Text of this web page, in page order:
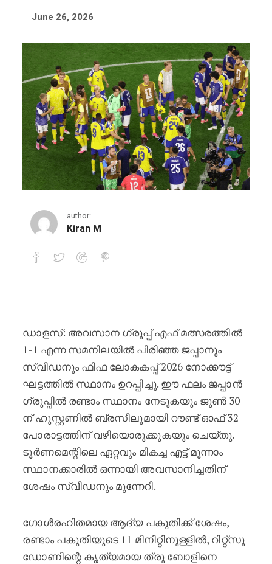
June 26, 2026
author:
Kiran M
ഡാളസ്: അവസാന ഗ്രൂപ്പ് എഫ് മത്സരത്തിൽ
1-1 എന്ന സമനിലയിൽ പിരിഞ്ഞ ജപ്പാനും
സ്വീഡനും ഫിഫ ലോകകപ്പ് 2026 നോക്കൗട്ട്
ഘട്ടത്തിൽ സ്ഥാനം ഉറപ്പിച്ചു. ഈ ഫലം ജപ്പാൻ
ഗ്രൂപ്പിൽ രണ്ടാം സ്ഥാനം നേടുകയും ജൂൺ 30
ന് ഹൂസ്റ്റണിൽ ബ്രസീലുമായി റൗണ്ട് ഓഫ് 32
പോരാട്ടത്തിന് വഴിയൊരുക്കുകയും ചെയ്തു.
ടൂർണമെന്റിലെ ഏറ്റവും മികച്ച എട്ട് മൂന്നാം
സ്ഥാനക്കാരിൽ ഒന്നായി അവസാനിച്ചതിന്
ശേഷം സ്വീഡനും മുന്നേറി.
ഗോൾരഹിതമായ ആദ്യ പകുതിക്ക് ശേഷം,
രണ്ടാം പകുതിയുടെ 11 മിനിറ്റിനുള്ളിൽ, റിറ്റ്‌സു
ഡോണിന്റെ കൃത്യമായ ത്രൂ ബോളിനെ